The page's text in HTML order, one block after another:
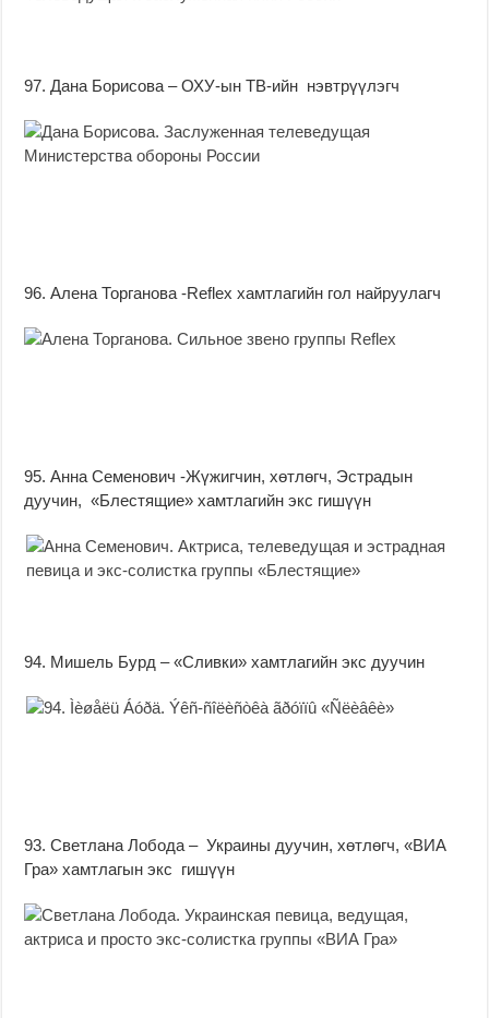
97. Дана Борисова – ОХУ-ын ТВ-ийн нэвтрүүлэгч
96. Алена Торганова -Reflex хамтлагийн гол найруулагч
95. Анна Семенович -Жүжигчин, хөтлөгч, Эстрадын
дуучин, «Блестящие» хамтлагийн экс гишүүн
94. Мишель Бурд – «Сливки» хамтлагийн экс дуучин
93. Светлана Лобода – Украины дуучин, хөтлөгч, «ВИА
Гра» хамтлагын экс гишүүн